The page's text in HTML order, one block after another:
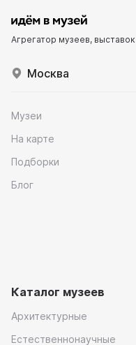
Агрегатор музеев,
Москва
Музеи
На карте
Подборки
Блог
Каталог музеев
Архитектурные
Естественнонаучные